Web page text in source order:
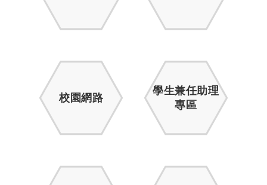
校園網路
學生兼任助理
專區